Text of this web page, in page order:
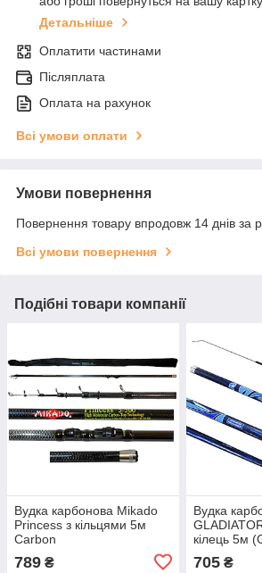
Детальніше
Оплатити частинами
Післяплата
Оплата на рахунок
Всі умови оплати
Умови повернення
Повернення товару впродовж 14 днів за
Всі умови повернення
Подібні товари компанії
Вудка карбонова Mikado
Princess з кільцями 5м
Carbon
789 ₴
Вудка
кілець 5м
705₴